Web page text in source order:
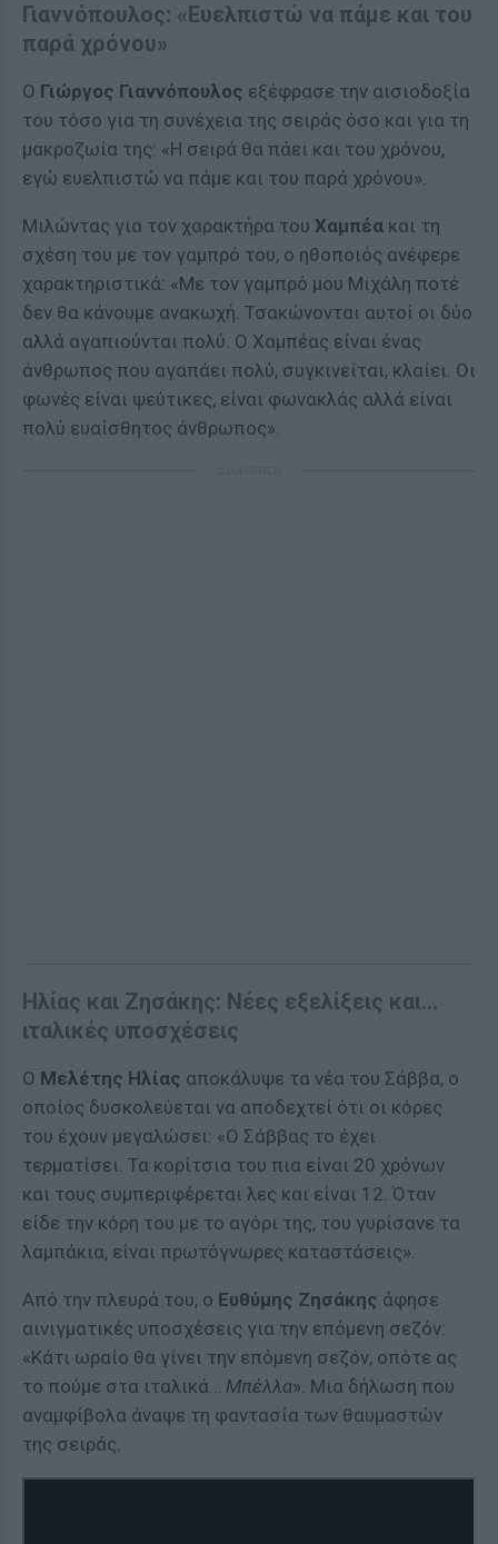
Γιαννόπουλος: «Ευελπιστώ να πάμε και του
παρά χρόνου»
Ο Γιώργος Γιαννόπουλος εξέφρασε την αισιοδοξία
του τόσο για τη συνέχεια της σειράς όσο και για τη
μακροζωία της: «Η σειρά θα πάει και του χρόνου,
εγώ ευελπιστώ να πάμε και του παρά χρόνου».
Μιλώντας για τον χαρακτήρα του Χαμπέα και τη
σχέση του με τον γαμπρό του, ο ηθοποιός ανέφερε
χαρακτηριστικά: «Με τον γαμπρό μου Μιχάλη ποτέ
δεν θα κάνουμε ανακωχή. Τσακώνονται αυτοί οι δύο
αλλά αγαπιούνται πολύ. Ο Χαμπέας είναι ένας
άνθρωπος που αγαπάει πολύ, συγκινείται, κλαίει. Οι
φωνές είναι ψεύτικες, είναι φωνακλάς αλλά είναι
πολύ ευαίσθητος άνθρωπος».
Ηλίας και Ζησάκης: Νέες εξελίξεις και...
ιταλικές υποσχέσεις
Ο Μελέτης Ηλίας αποκάλυψε τα νέα του Σάββα, ο
οποίος δυσκολεύεται να αποδεχτεί ότι οι κόρες
του έχουν μεγαλώσει: «Ο Σάββας το έχει
τερματίσει. Τα κορίτσια του πια είναι 20 χρόνων
και τους συμπεριφέρεται λες και είναι 12. Όταν
είδε την κόρη του με το αγόρι της, του γυρίσανε τα
λαμπάκια, είναι πρωτόγνωρες καταστάσεις».
Από την πλευρά του, ο Ευθύμης Ζησάκης άφησε
αινιγματικές υποσχέσεις για την επόμενη σεζόν:
«Κάτι ωραίο θα γίνει την επόμενη σεζόν, οπότε ας
το πούμε στα ιταλικά… Μπέλλα». Μια δήλωση που
αναμφίβολα άναψε τη φαντασία των θαυμαστών
της σειράς.